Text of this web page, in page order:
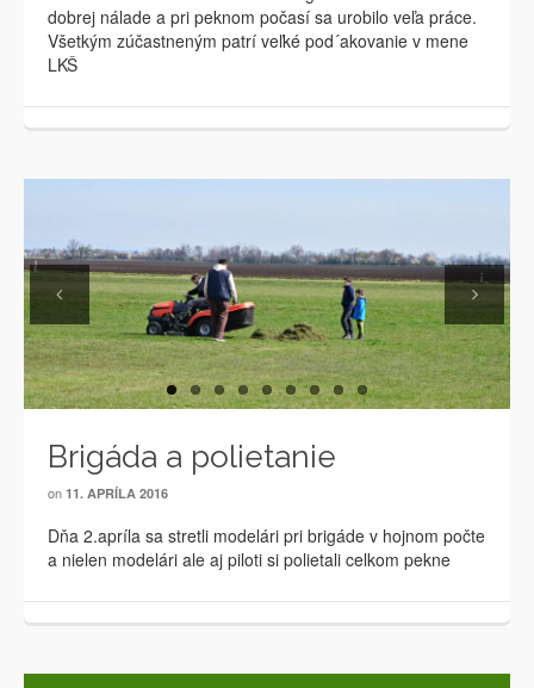
dobrej nálade a pri peknom počasí sa urobilo veľa práce.
Všetkým zúčastneným patrí veľké pod´akovanie v mene
LKŠ
Previous Next
Brigáda a polietanie
on 11. APRÍLA 2016
Dňa 2.apríla sa stretli modelári pri brigáde v hojnom počte
a nielen modelári ale aj piloti si polietali celkom pekne